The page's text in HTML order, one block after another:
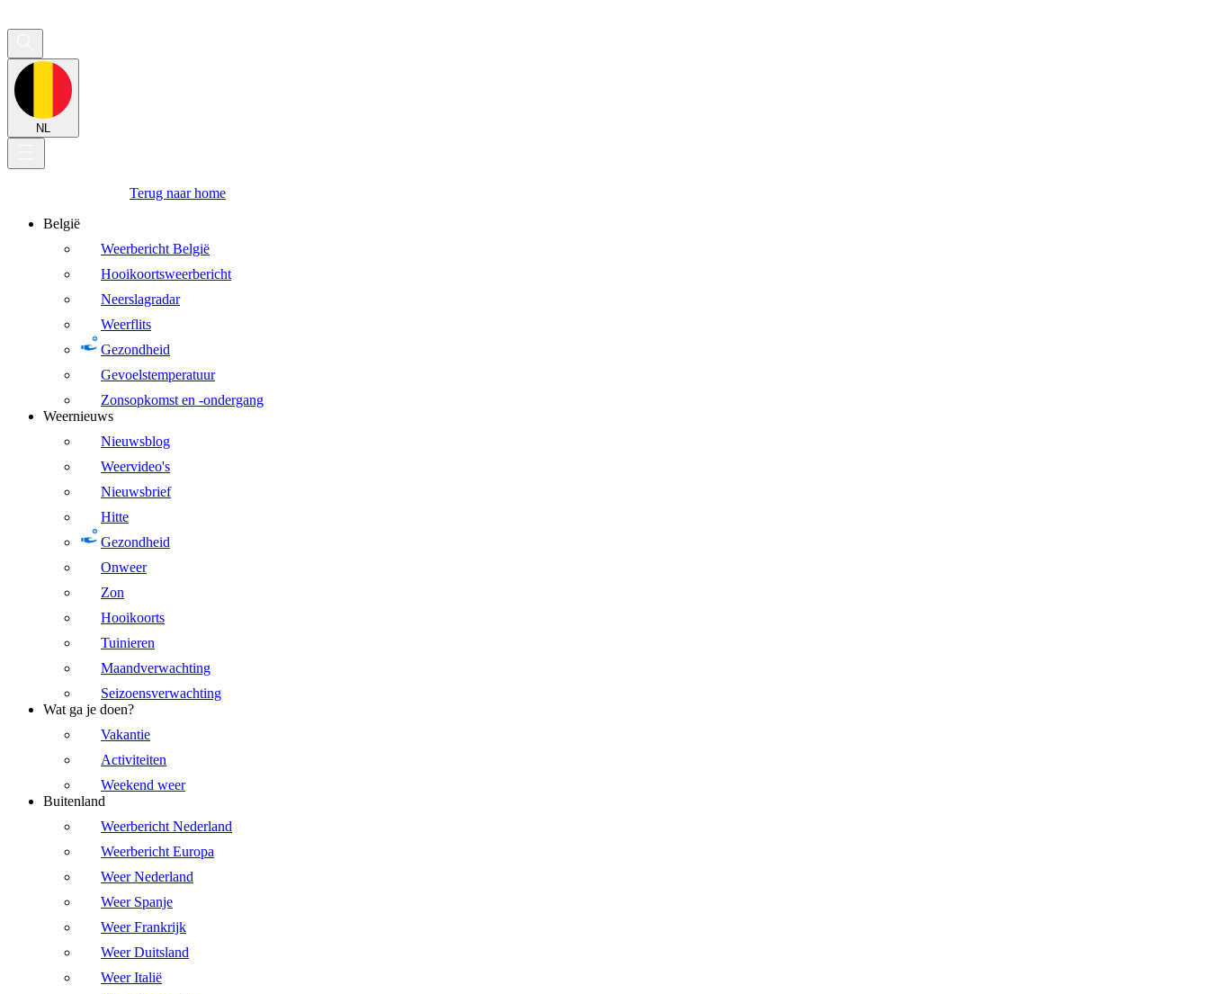
NL
Terug naar home
België
Weerbericht België
Hooikoortsweerbericht
Neerslagradar
Weerflits
Gezondheid
Gevoelstemperatuur
Zonsopkomst en -ondergang
Weernieuws
Nieuwsblog
Weervideo's
Nieuwsbrief
Hitte
Gezondheid
Onweer
Zon
Hooikoorts
Tuinieren
Maandverwachting
Seizoensverwachting
Wat ga je doen?
Vakantie
Activiteiten
Weekend weer
Buitenland
Weerbericht Nederland
Weerbericht Europa
Weer Nederland
Weer Spanje
Weer Frankrijk
Weer Duitsland
Weer Italië